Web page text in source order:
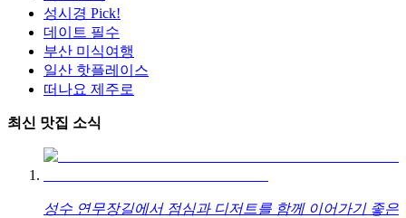
성시경 Pick!
데이트 필수
부산 미식여행
일산 핫플레이스
떠나요 제주로
최신 맛집 소식
성수 연무장길에서 점심과 디저트를 함께 이어가기 좋은